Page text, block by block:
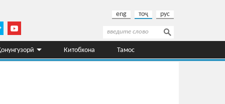
eng тоҷ рус
Форма поиска
Поиск
Китобхона Тамос